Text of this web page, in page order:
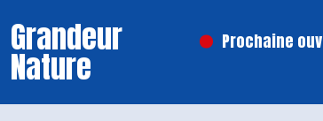
Grandeur
Nature
Prochaine